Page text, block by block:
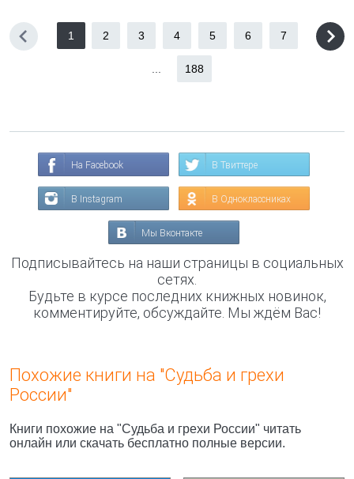
1 2 3 4 5 6 7
188
На Facebook В Твиттере
В Instagram В Одноклассниках
Мы Вконтакте
Подписывайтесь на наши страницы в социальных
сетях.
Будьте в курсе последних книжных новинок,
комментируйте, обсуждайте. Мы ждём Вас!
Похожие книги на "Судьба и грехи
России"
Книги похожие на "Судьба и грехи России" читать
онлайн или скачать бесплатно полные версии.